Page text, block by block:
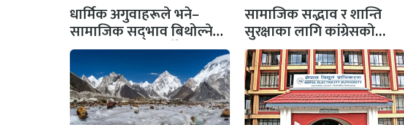
धार्मिक अगुवाहरूले भने–
सामाजिक सद्‌भाव बिथोल्ने
कार्यमा संलग्न नहोऔँ
सामाजिक सद्भाव र शान्ति
सुरक्षाका लागि कांग्रेसको
पहल, सभापति गगन…